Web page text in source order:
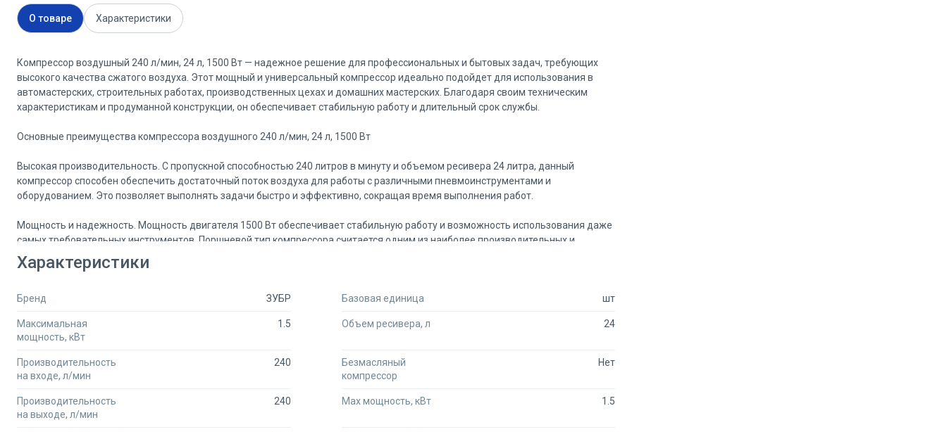
О товаре Характеристики
Компрессор воздушный 240 л/мин, 24 л, 1500 Вт — надежное решение для профессиональных и бытовых задач, требующих
высокого качества сжатого воздуха. Этот мощный и универсальный компрессор идеально подойдет для использования в
автомастерских, строительных работах, производственных цехах и домашних мастерских. Благодаря своим техническим
характеристикам и продуманной конструкции, он обеспечивает стабильную работу и длительный срок службы.
Основные преимущества компрессора воздушного 240 л/мин, 24 л, 1500 Вт
Высокая производительность. С пропускной способностью 240 литров в минуту и объемом ресивера 24 литра, данный
компрессор способен обеспечить достаточный поток воздуха для работы с различными пневмоинструментами и
оборудованием. Это позволяет выполнять задачи быстро и эффективно, сокращая время выполнения работ.
Мощность и надежность. Мощность двигателя 1500 Вт обеспечивает стабильную работу и возможность использования даже
самых требовательных инструментов. Поршневой тип компрессора считается одним из наиболее производительных и
долговечных, что гарантирует долгий срок службы и минимальные затраты на обслуживание.
предотвращая износ и обеспечивая стабильную работу на протяжении долгого времени. Это особенно важно при
Упрощенная конструкция и надежность. Прямой привод компрессора упрощает его конструкцию, что способствует
повышению надежности и снижению вероятности поломок. Такой дизайн облегчает техническое обслуживание и делает
устройство более устойчивым к износу.
Автоматическое управление. Встроенный выключатель давления обеспечивает автоматическое включение и выключение
компрессора при достижении заданных параметров давления. Это позволяет экономить электроэнергию и обеспечивает
Характеристики
Бренд ЗУБР Базовая единица шт
Максимальная
мощность, кВт
1.5 Объем ресивера, л 24
Производительность
на входе, л/мин
240
Безмасляный
компрессор
Нет
Производительность
на выходе, л/мин
240 Max мощность, кВт 1.5